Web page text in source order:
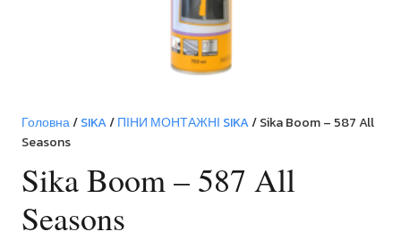
Головна/SIKA/ПІНИ МОНТАЖНІ SIKA/ Sika Boom – 587 All
Seasons
Sika Boom – 587 All
Seasons